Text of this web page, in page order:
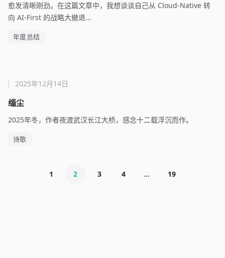
愈发清晰刚劲。在这篇文章中，我想谈谈自己从 Cloud-Native 转
向 AI-First 的战略大撤退...
年度总结
缁尘
2025年12月14日
2025年冬，作者夜渡武汉长江大桥，感念十二载浮沉而作。
诗歌
1 2 3 4 ... 19